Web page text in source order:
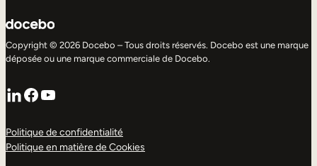
Copyright © 2026 Docebo – Tous droits réservés. Docebo est une marque
déposée ou une marque commerciale de Docebo.
LinkedIn
Facebook
YouTube
Politique de confidentialité
Politique en matière de Cookies